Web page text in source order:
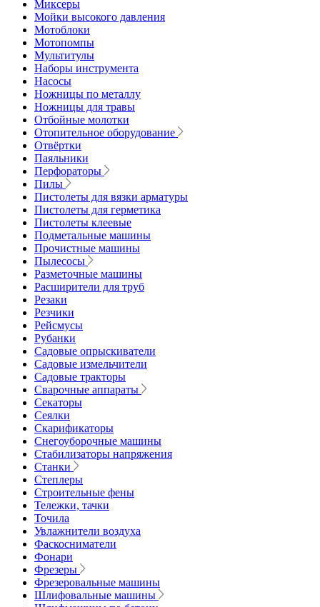
Миксеры
Мойки высокого давления
Мотоблоки
Мотопомпы
Мультитулы
Наборы инструмента
Насосы
Ножницы по металлу
Ножницы для травы
Отбойные молотки
Отопительное оборудование
Отвёртки
Паяльники
Перфораторы
Пилы
Пистолеты для вязки арматуры
Пистолеты для герметика
Пистолеты клеевые
Подметальные машины
Прочистные машины
Пылесосы
Разметочные машины
Расширители для труб
Резаки
Резчики
Рейсмусы
Рубанки
Садовые опрыскиватели
Садовые измельчители
Садовые тракторы
Сварочные аппараты
Секаторы
Сеялки
Скарификаторы
Снегоуборочные машины
Стабилизаторы напряжения
Станки
Степлеры
Строительные фены
Тележки, тачки
Точила
Увлажнители воздуха
Фаскосниматели
Фонари
Фрезеры
Фрезеровальные машины
Шлифовальные машины